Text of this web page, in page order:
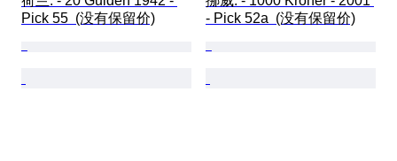
Pick 55  (没有保留价)
- Pick 52a  (没有保留价)